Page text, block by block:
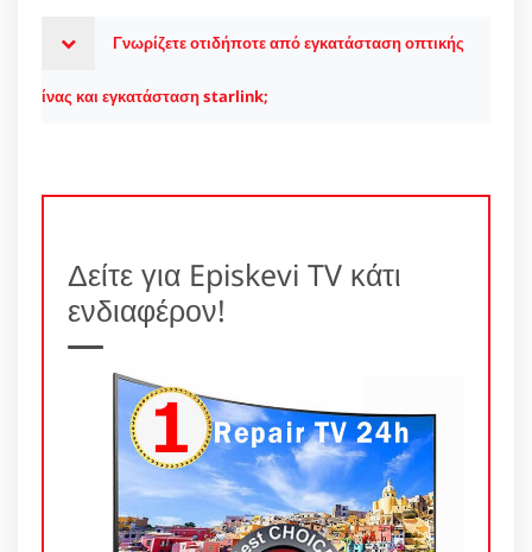
Γνωρίζετε οτιδήποτε από εγκατάσταση οπτικής
ίνας και εγκατάσταση starlink;
Δείτε για Episkevi TV κάτι
ενδιαφέρον!